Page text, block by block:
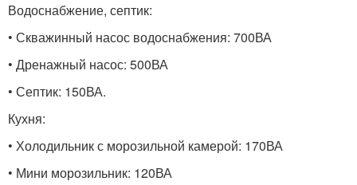
Водоснабжение, септик:
• Скважинный насос водоснабжения: 700ВА
• Дренажный насос: 500ВА
• Септик: 150ВА.
Кухня:
• Холодильник с морозильной камерой: 170ВА
• Мини морозильник: 120ВА